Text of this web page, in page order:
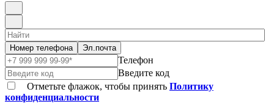
Номер телефона Эл.почта
Телефон
Введите код
Отметьте флажок, чтобы принять Политику
конфиденциальности